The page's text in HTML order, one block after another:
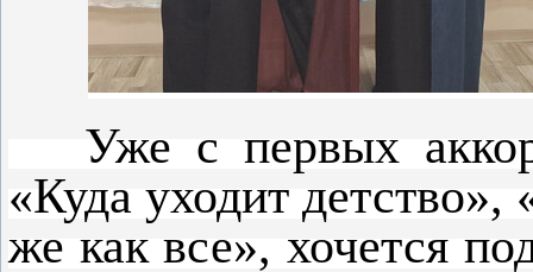
Уже с первых
«Куда уходит
же как все», хочется